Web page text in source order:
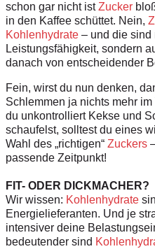
schon gar nicht istZucker
in den Kaffee schüttet. Nein,
Kohlenhydrate – und die sind
Leistungsfähigkeit, sondern
danach von entscheidender
Fein, wirst du nun denken,
Schlemmen ja nichts mehr
du unkontrolliert Kekse und
schaufelst, solltest du eines
Wahl des „richtigen“ Zuckers
passende Zeitpunkt!
FIT- ODER DICKMACHER?
Wir wissen: Kohlenhydrate
Energielieferanten. Und je
intensiver deine
bedeutender sind